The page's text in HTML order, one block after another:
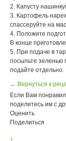
2. Капусту
3. Картофель
спассеруйте на
4. Положите
В конце
5. При подаче в
посыпьте зеленью
подайте отдельно.
← Вернуться к
Если Вам
поделитесь им с
Оценить
Поделиться